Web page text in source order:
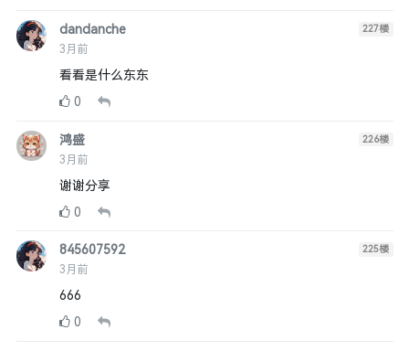
dandanche
3月前
227楼
看看是什么东东
0
鸿盛
3月前
226楼
谢谢分享
0
845607592
3月前
225楼
666
0